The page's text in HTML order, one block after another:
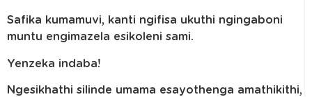
Safika kumamuvi, kanti ngifisa ukuthi ngingaboni
muntu engimazela esikoleni sami.
Yenzeka indaba!
Ngesikhathi silinde umama esayothenga amathikithi,